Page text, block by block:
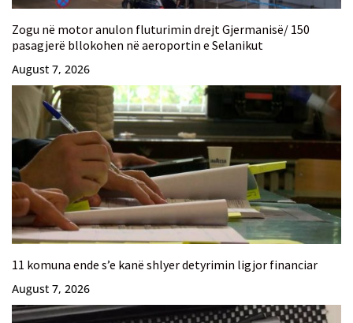
Zogu në motor anulon fluturimin drejt Gjermanisë/ 150
pasagjerë bllokohen në aeroportin e Selanikut
August 7, 2026
11 komuna ende s’e kanë shlyer detyrimin ligjor financiar
August 7, 2026